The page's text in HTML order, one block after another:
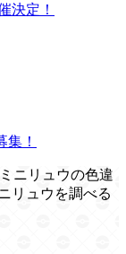
決定！
！
ニリュウの色違
リュウを調べる